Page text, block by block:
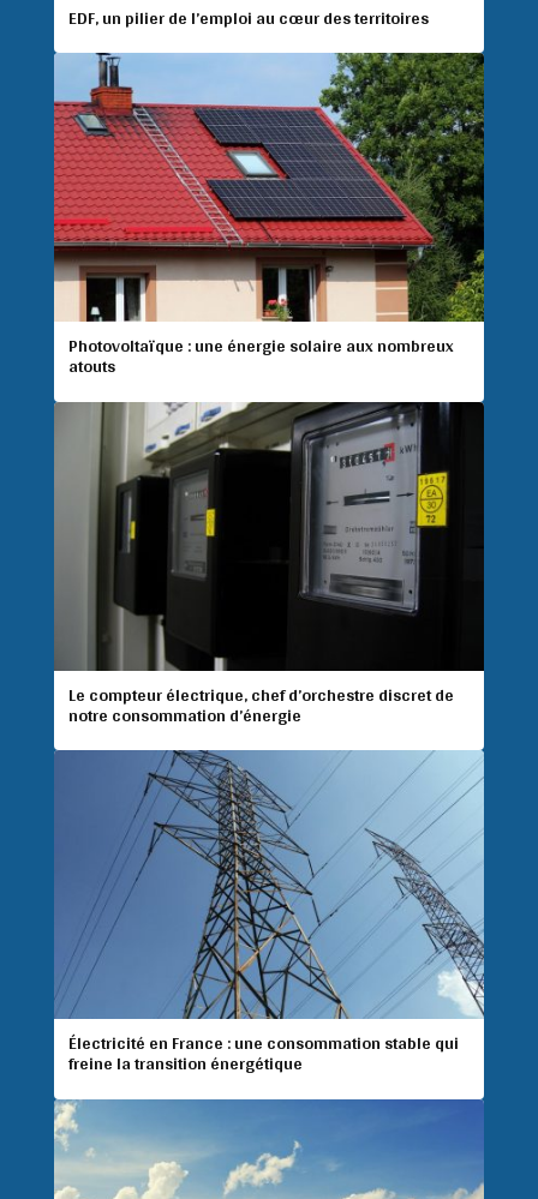
EDF, un pilier de l’emploi au cœur des territoires
Photovoltaïque : une énergie solaire aux nombreux
atouts
Le compteur électrique, chef d’orchestre discret de
notre consommation d’énergie
Électricité en France : une consommation stable qui
freine la transition énergétique